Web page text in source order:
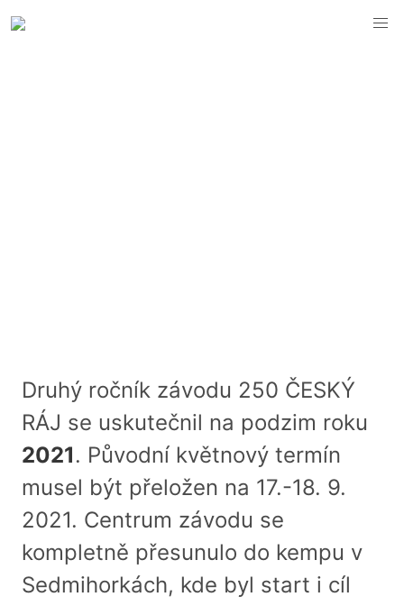
Druhý ročník závodu 250 ČESKÝ
RÁJ se uskutečnil na podzim roku
2021. Původní květnový termín
musel být přeložen na 17.-18. 9.
2021. Centrum závodu se
kompletně přesunulo do kempu v
Sedmihorkách, kde byl start i cíl